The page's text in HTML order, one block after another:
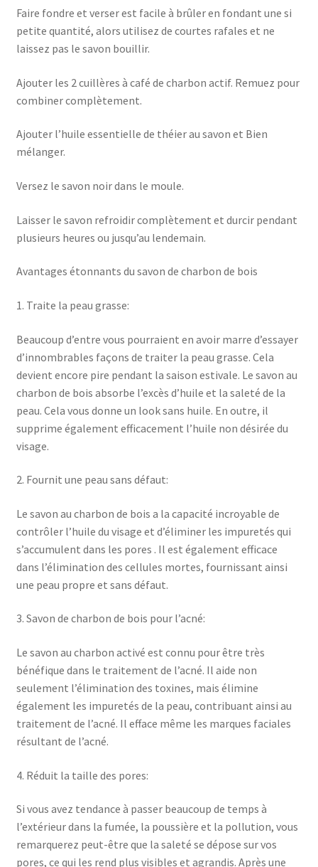
Faire fondre et verser est facile à brûler en fondant une si
petite quantité, alors utilisez de courtes rafales et ne
laissez pas le savon bouillir.
Ajouter les 2 cuillères à café de charbon actif. Remuez pour
combiner complètement.
Ajouter l’huile essentielle de théier au savon et Bien
mélanger.
Versez le savon noir dans le moule.
Laisser le savon refroidir complètement et durcir pendant
plusieurs heures ou jusqu’au lendemain.
Avantages étonnants du savon de charbon de bois
1. Traite la peau grasse:
Beaucoup d’entre vous pourraient en avoir marre d’essayer
d’innombrables façons de traiter la peau grasse. Cela
devient encore pire pendant la saison estivale. Le savon au
charbon de bois absorbe l’excès d’huile et la saleté de la
peau. Cela vous donne un look sans huile. En outre, il
supprime également efficacement l’huile non désirée du
visage.
2. Fournit une peau sans défaut:
Le savon au charbon de bois a la capacité incroyable de
contrôler l’huile du visage et d’éliminer les impuretés qui
s’accumulent dans les pores . Il est également efficace
dans l’élimination des cellules mortes, fournissant ainsi
une peau propre et sans défaut.
3. Savon de charbon de bois pour l’acné:
Le savon au charbon activé est connu pour être très
bénéfique dans le traitement de l’acné. Il aide non
seulement l’élimination des toxines, mais élimine
également les impuretés de la peau, contribuant ainsi au
traitement de l’acné. Il efface même les marques faciales
résultant de l’acné.
4. Réduit la taille des pores:
Si vous avez tendance à passer beaucoup de temps à
l’extérieur dans la fumée, la poussière et la pollution, vous
remarquerez peut-être que la saleté se dépose sur vos
pores, ce qui les rend plus visibles et agrandis. Après une